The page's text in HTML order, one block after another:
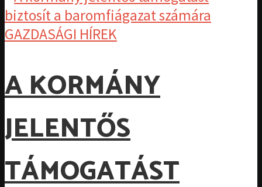
GAZDASÁGI HÍREK
A KORMÁNY
JELENTŐS
TÁMOGATÁST